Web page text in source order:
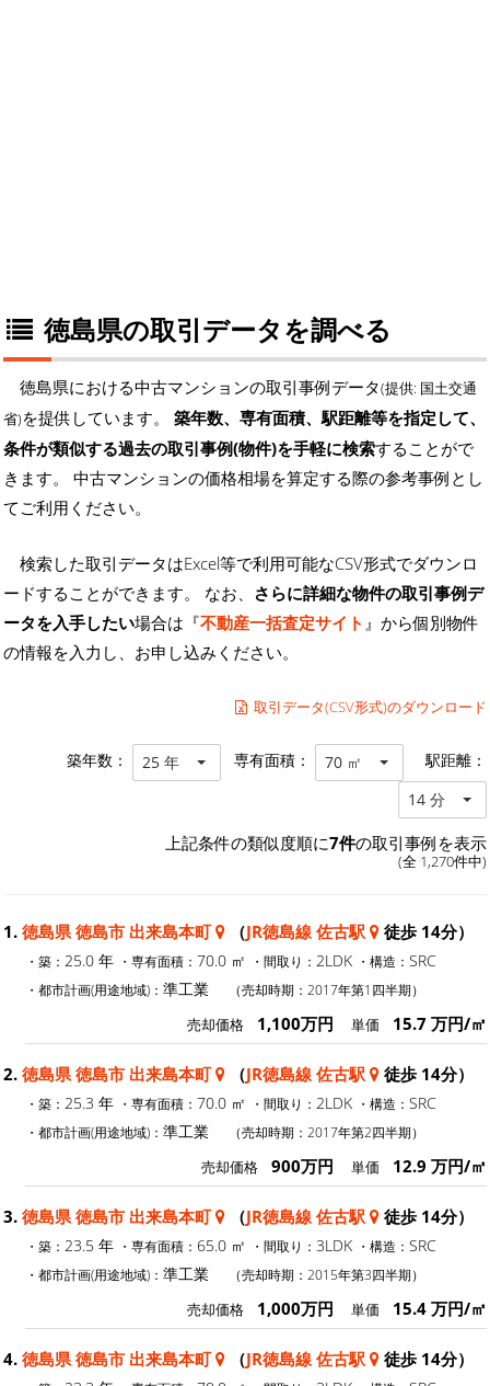
徳島県の取引データを調べる
徳島県における中古マンションの取引事例データ(提供: 国土交通
省)を提供しています。 築年数、専有面積、駅距離等を指定して、
条件が類似する過去の取引事例(物件)を手軽に検索することがで
きます。 中古マンションの価格相場を算定する際の参考事例とし
てご利用ください。
検索した取引データはExcel等で利用可能なCSV形式でダウンロ
ードすることができます。 なお、 さらに詳細な物件の取引事例デ
ータを入手したい場合は『不動産一括査定サイト 』から個別物件
の情報を入力し、お申し込みください。
取引データ(CSV形式)のダウンロード
築年数： 25 年 専有面積： 70 ㎡ 駅距離：
14 分
上記条件の類似度順に7件の取引事例を表示
(全 1,270件中)
1. 徳島県 徳島市 出来島本町 （JR徳島線 佐古駅 徒歩 14分）
・築： 25.0 年 ・専有面積： 70.0 ㎡ ・間取り： 2LDK ・構造： SRC
・都市計画(用途地域)： 準工業 （売却時期：2017年第1四半期）
売却価格 1,100万円 単価 15.7 万円/㎡
2. 徳島県 徳島市 出来島本町 （JR徳島線 佐古駅 徒歩 14分）
・築： 25.3 年 ・専有面積： 70.0 ㎡ ・間取り： 2LDK ・構造： SRC
・都市計画(用途地域)： 準工業 （売却時期：2017年第2四半期）
売却価格 900万円 単価 12.9 万円/㎡
3. 徳島県 徳島市 出来島本町 （JR徳島線 佐古駅 徒歩 14分）
・築： 23.5 年 ・専有面積： 65.0 ㎡ ・間取り： 3LDK ・構造： SRC
・都市計画(用途地域)： 準工業 （売却時期：2015年第3四半期）
売却価格 1,000万円 単価 15.4 万円/㎡
4. 徳島県 徳島市 出来島本町 （JR徳島線 佐古駅 徒歩 14分）